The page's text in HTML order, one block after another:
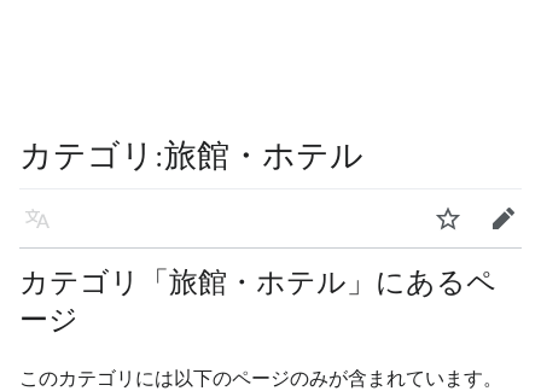
カテゴリ :旅館・ホテル
言語
カテゴリ「旅館・ホテル」にあるペ
ージ
このカテゴリには以下のページのみが含まれています。